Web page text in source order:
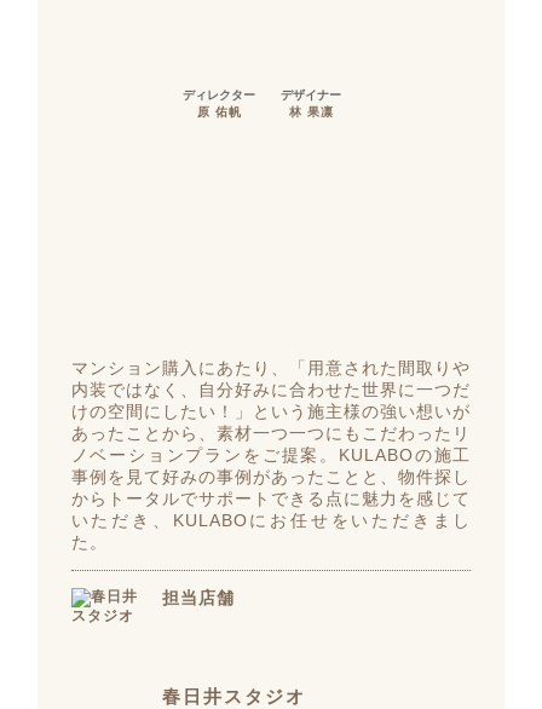
ディレクター
原 佑帆
デザイナー
林 果凛
マンション購入にあたり、「用意された間取りや
内装ではなく、自分好みに合わせた世界に一つだ
けの空間にしたい！」という施主様の強い想いが
あったことから、素材一つ一つにもこだわったリ
ノベーションプランをご提案。KULABOの施工
事例を見て好みの事例があったことと、物件探し
からトータルでサポートできる点に魅力を感じて
いただき、KULABOにお任せをいただきまし
た。
担当店舗
春日井スタジオ